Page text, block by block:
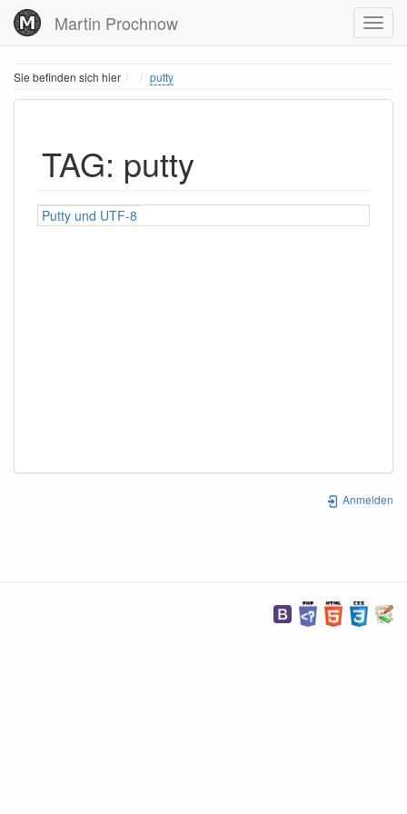
Martin Prochnow
Sie befinden sich hier Home
putty
TAG: putty
Putty und UTF-8
Anmelden